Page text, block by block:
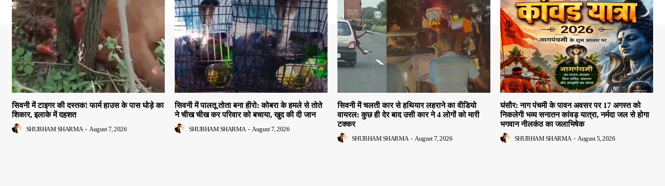
सिवनी में टाइगर की दस्तक! फार्म हाउस के पास घोड़े का
शिकार, इलाके में दहशत
SHUBHAM SHARMA - August 7, 2026
सिवनी में पालतू तोता बना हीरो: कोबरा के हमले से तोते
ने चीख चीख कर परिवार को बचाया, खुद की दी जान
SHUBHAM SHARMA - August 7, 2026
सिवनी में चलती कार से हथियार लहराने का वीडियो
वायरल: कुछ ही देर बाद उसी कार ने 4 लोगों को मारी
टक्कर
SHUBHAM SHARMA - August 7, 2026
घंसौर: नाग पंचमी के पावन अवसर पर 17 अगस्त को
निकलेगी भव्य सनातन कांवड़ यात्रा, नर्मदा जल से होगा
भगवान नीलकंठ का जलाभिषेक
SHUBHAM SHARMA - August 5, 2026